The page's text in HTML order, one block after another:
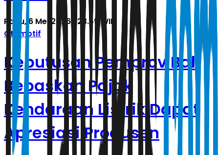
Rabu, 6 Mei 2026 | 23.59 WIB
Otomotif
Keputusan Pemprov Bali
Bebaskan Pajak
Kendaraan Listrik Dapat
Apresiasi Produsen